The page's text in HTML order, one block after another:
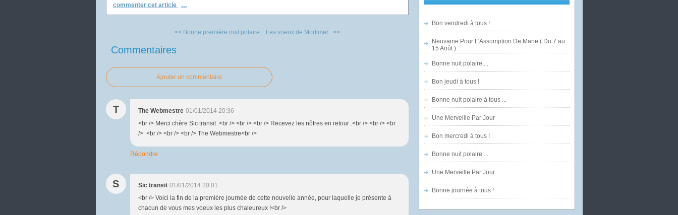
commenter cet article
…
<< Bonne première nuit polaire... Les voeux de Mortimer . >>
Commentaires
Ajouter un commentaire
T The Webmestre 01/01/2014 20:36
<br /> Merci chère Sic transit .<br /> <br /> <br /> Recevez les nôtres en retour .<br /> <br /> <br
/> <br /> <br /> <br /> The Webmestre<br />
Répondre
S Sic transit 01/01/2014 20:01
<br /> Voici la fin de la première journée de cette nouvelle année, pour laquelle je présente à
chacun de vous mes voeux les plus chaleureux !<br />
Bon vendredi à tous !
Neuvaine Pour L'Assomption De Marie ( Du 7 au
15 Août )
Bonne nuit polaire ...
Bon jeudi à tous !
Bonne nuit polaire à tous ...
Une Merveille Par Jour
Bon mercredi à tous !
Bonne nuit polaire ...
Une Merveille Par Jour
Bonne journée à tous !